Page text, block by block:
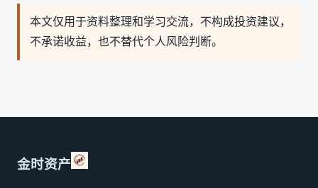
本文仅用于资料整理和学习交流，不构成投资建议，
不承诺收益，也不替代个人风险判断。
金时资产